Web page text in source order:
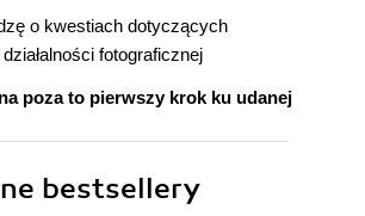
o kwestiach dotyczących
fotograficznej
poza to pierwszy krok ku udanej
bestsellery